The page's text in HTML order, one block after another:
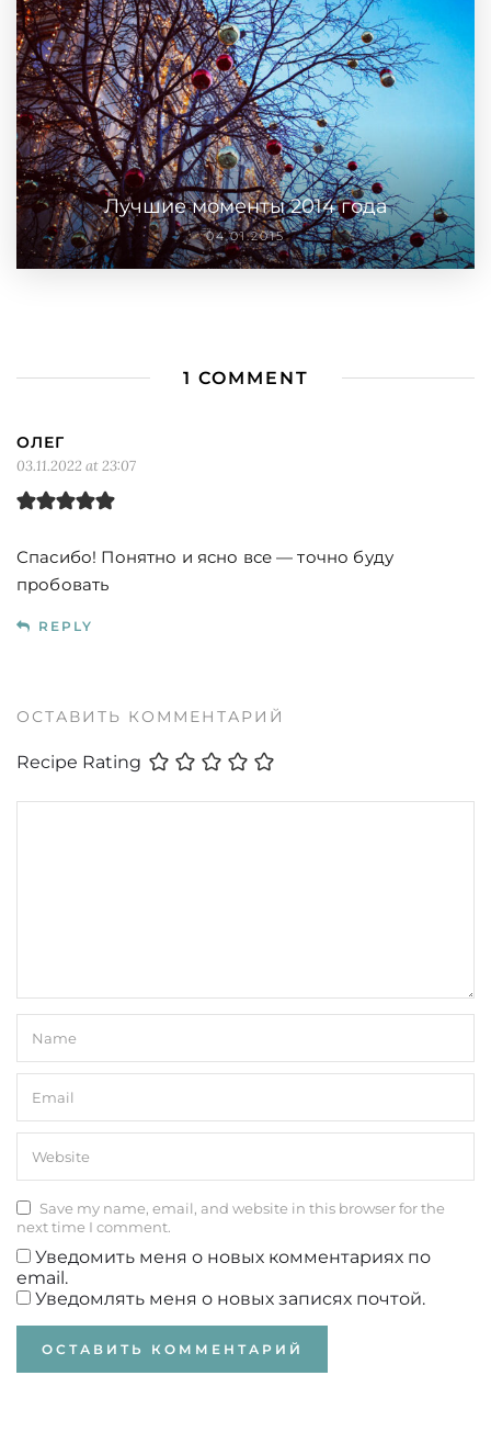
Лучшие моменты 2014 года
04.01.2015
1 COMMENT
ОЛЕГ
03.11.2022 at 23:07
Спасибо! Понятно и ясно все — точно буду
пробовать
REPLY
ОСТАВИТЬ КОММЕНТАРИЙ
Recipe Rating
Save my name, email, and website in this browser for the
next time I comment.
Уведомить меня о новых комментариях по
email.
Уведомлять меня о новых записях почтой.